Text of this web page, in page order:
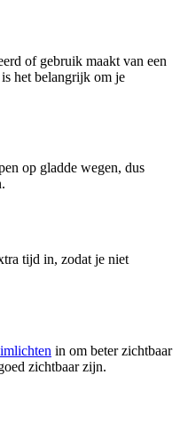
of gebruik maakt van een
het belangrijk om je
op gladde wegen, dus
tijd in, zodat je niet
in om beter zichtbaar
zichtbaar zijn.